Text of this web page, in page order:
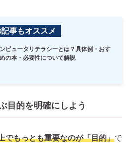
記事もオススメ
ピュータリテラシーとは？具体例・おす
の本・必要性について解説
目的を明確にしよう
でもっとも重要なのが「目的」で